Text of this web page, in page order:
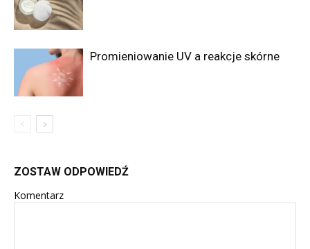
Promieniowanie UV a reakcje skórne
ZOSTAW ODPOWIEDŹ
Komentarz